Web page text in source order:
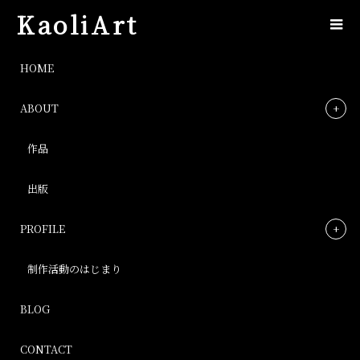
KaoliArt
HOME
ABOUT
作品
出版
PROFILE
制作活動のはじまり
BLOG
CONTACT
image
Post